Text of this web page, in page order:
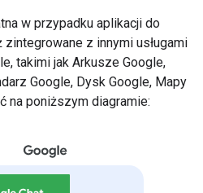
w przypadku aplikacji do
z innymi usługami
takimi jak Arkusze Google,
Google, Dysk Google, Mapy
na poniższym diagramie: